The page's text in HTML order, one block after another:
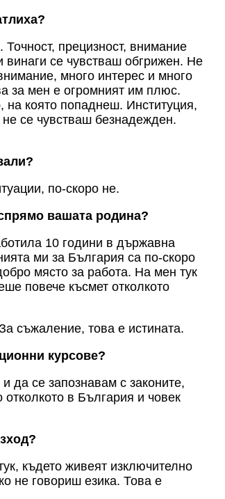
прецизност, внимание
винаги се чувстваш обгрижен. Не
много интерес и много
за мен е огромният им плюс.
на която попаднеш. Институция,
се чувстваш безнадежден.
по-скоро не.
вашата родина?
10 години в държавна
ми за България са по-скоро
място за работа. На мен тук
повече късмет отколкото
съжаление, това е истината.
курсове?
да се запознавам с законите,
в България и човек
където живеят изключително
не говориш езика. Това е